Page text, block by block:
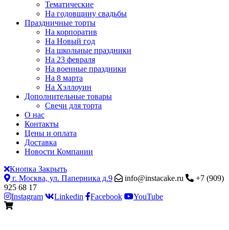
Тематические
На годовщину свадьбы
Праздничные торты
На корпоратив
На Новый год
На школьные праздники
На 23 февраля
На военные праздники
На 8 марта
На Хэллоуин
Дополнительные товары
Свечи для торта
О нас
Контакты
Цены и оплата
Доставка
Новости Компании
Кнопка Закрыть
г. Москва, ул. Паперника д.9
info@instacake.ru
+7 (909)
925 68 17
Instagram
Linkedin Facebook YouTube